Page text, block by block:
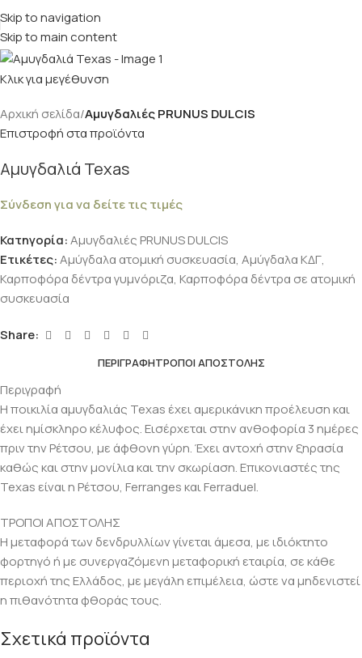
Skip to navigation
Skip to main content
Κλικ για μεγέθυνση
Αρχική σελίδα Αμυγδαλιές PRUNUS DULCIS
Επιστροφή στα προϊόντα
Αμυγδαλιά Texas
Σύνδεση για να δείτε τις τιμές
Κατηγορία:Αμυγδαλιές PRUNUS DULCIS
Ετικέτες:Αμύγδαλα ατομική συσκευασία, Αμύγδαλα ΚΔΓ,
Καρποφόρα δέντρα γυμνόριζα, Καρποφόρα δέντρα σε ατομική
συσκευασία
Share:
ΠΕΡΙΓΡΑΦΉΤΡΟΠΟΙ ΑΠΟΣΤΟΛΗΣ
Περιγραφή
Η ποικιλία αμυγδαλιάς Texas έχει αμερικάνικη προέλευση και
έχει ημίσκληρο κέλυφος. Εισέρχεται στην ανθοφορία 3 ημέρες
πριν την Ρέτσου, με άφθονη γύρη. Έχει αντοχή στην ξηρασία
καθώς και στην μονίλια και την σκωρίαση. Επικονιαστές της
Texas είναι η Ρέτσου, Ferranges και Ferraduel.
ΤΡΟΠΟΙ ΑΠΟΣΤΟΛΗΣ
Η μεταφορά των δενδρυλλίων γίνεται άμεσα, με ιδιόκτητο
φορτηγό ή με συνεργαζόμενη μεταφορική εταιρία, σε κάθε
περιοχή της Ελλάδος, με μεγάλη επιμέλεια, ώστε να μηδενιστεί
η πιθανότητα φθοράς τους.
Σχετικά προϊόντα